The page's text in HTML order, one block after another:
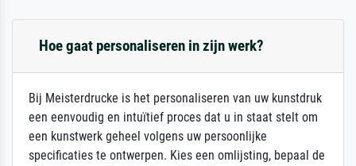
Hoe gaat personaliseren in zijn werk?
Bij Meisterdrucke is het personaliseren van uw kunstdruk
een eenvoudig en intuïtief proces dat u in staat stelt om
een kunstwerk geheel volgens uw persoonlijke
specificaties te ontwerpen. Kies een omlijsting, bepaal de